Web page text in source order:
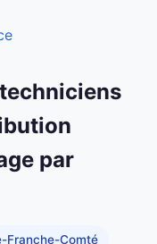
par
Franche-Comté